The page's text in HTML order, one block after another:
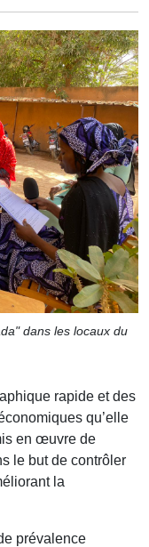
dans les locaux du
rapide et des
qu’elle
en œuvre de
le but de contrôler
la
prévalence